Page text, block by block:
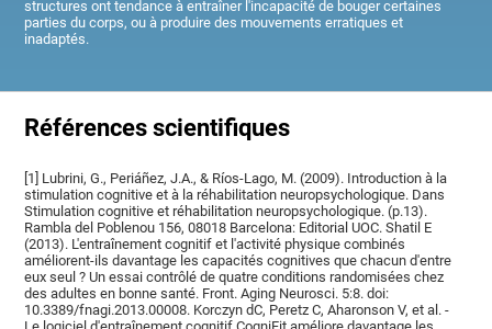
structures ont tendance à entraîner l'incapacité de bouger certaines
parties du corps, ou à produire des mouvements erratiques et
inadaptés.
Références scientifiques
[1] Lubrini, G., Periáñez, J.A., & Ríos-Lago, M. (2009). Introduction à la
stimulation cognitive et à la réhabilitation neuropsychologique. Dans
Stimulation cognitive et réhabilitation neuropsychologique. (p.13).
Rambla del Poblenou 156, 08018 Barcelona: Editorial UOC. Shatil E
(2013). L'entraînement cognitif et l'activité physique combinés
améliorent-ils davantage les capacités cognitives que chacun d'entre
eux seul ? Un essai contrôlé de quatre conditions randomisées chez
des adultes en bonne santé. Front. Aging Neurosci. 5:8. doi:
10.3389/fnagi.2013.00008. Korczyn dC, Peretz C, Aharonson V, et al. -